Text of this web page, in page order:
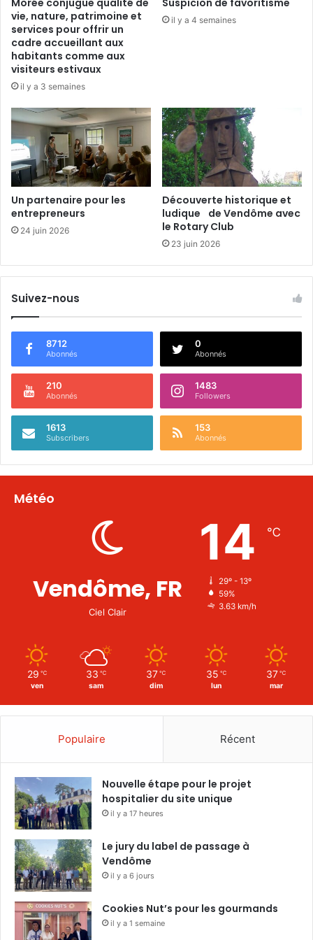
Morée conjugue qualité de
vie, nature, patrimoine et
services pour offrir un
cadre accueillant aux
habitants comme aux
visiteurs estivaux
il y a 3 semaines
Suspicion de favoritisme
il y a 4 semaines
Un partenaire pour les
entrepreneurs
24 juin 2026
Découverte historique et
ludique de Vendôme avec
le Rotary Club
23 juin 2026
Suivez-nous
8712
Abonnés
0
Abonnés
210
Abonnés
1483
Followers
1613
Subscribers
153
Abonnés
Météo
Vendôme, FR
Ciel Clair
14 ℃
29º - 13º
59%
3.63 km/h
29 ℃
ven
33 ℃
sam
37 ℃
dim
35 ℃
lun
37 ℃
mar
Populaire Récent
Nouvelle étape pour le projet
hospitalier du site unique
il y a 17 heures
Le jury du label de passage à
Vendôme
il y a 6 jours
Cookies Nut’s pour les gourmands
il y a 1 semaine